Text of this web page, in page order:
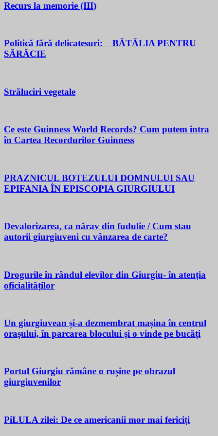
Recurs la memorie (III)
Politică fără delicatesuri: BĂTĂLIA PENTRU
SĂRĂCIE
Străluciri vegetale
Ce este Guinness World Records? Cum putem intra
în Cartea Recordurilor Guinness
PRAZNICUL BOTEZULUI DOMNULUI SAU
EPIFANIA ÎN EPISCOPIA GIURGIULUI
Devalorizarea, ca nărav din fudulie / Cum stau
autorii giurgiuveni cu vânzarea de carte?
Drogurile în rândul elevilor din Giurgiu- în atenția
oficialităților
Un giurgiuvean și-a dezmembrat mașina în centrul
orașului, în parcarea blocului și o vinde pe bucăți
Portul Giurgiu rămâne o rușine pe obrazul
giurgiuvenilor
PiLULA zilei: De ce americanii mor mai fericiți